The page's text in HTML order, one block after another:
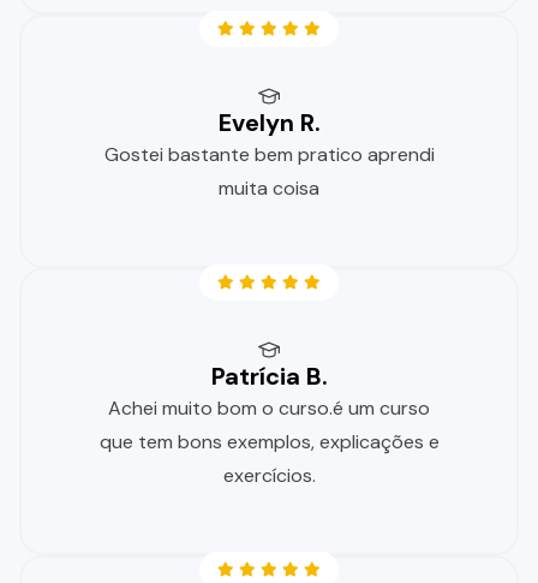
Evelyn R.
Gostei bastante bem pratico aprendi
muita coisa
Patrícia B.
Achei muito bom o curso.é um curso
que tem bons exemplos, explicações e
exercícios.